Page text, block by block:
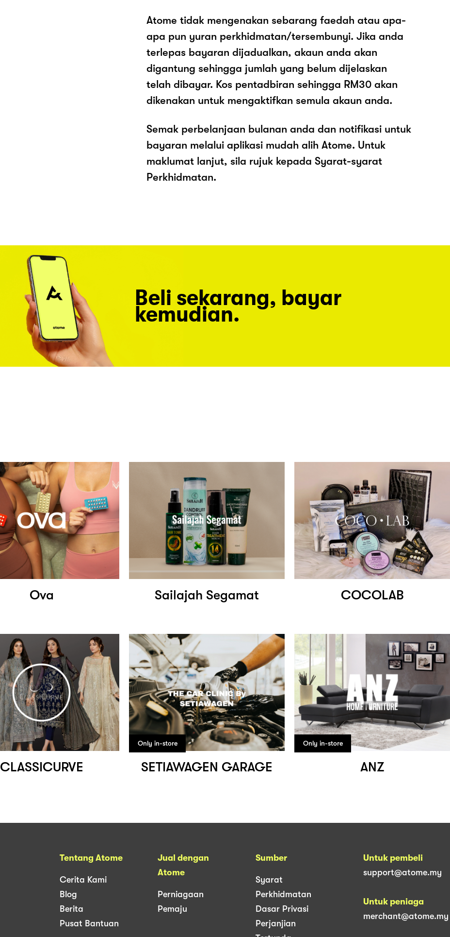
Atome tidak mengenakan sebarang faedah atau apa-
apa pun yuran perkhidmatan/tersembunyi. Jika anda
terlepas bayaran dijadualkan, akaun anda akan
digantung sehingga jumlah yang belum dijelaskan
telah dibayar. Kos pentadbiran sehingga RM30 akan
dikenakan untuk mengaktifkan semula akaun anda.
Semak perbelanjaan bulanan anda dan notifikasi untuk
bayaran melalui aplikasi mudah alih Atome. Untuk
maklumat lanjut, sila rujuk kepada Syarat-syarat
Perkhidmatan.
Beli sekarang, bayar
kemudian.
Ova Sailajah Segamat COCOLAB
CLASSICURVE
Only in-store
SETIAWAGEN GARAGE
Only in-store
ANZ
Tentang Atome
Cerita Kami
Blog
Berita
Pusat Bantuan
Jual dengan
Atome
Perniagaan
Pemaju
Sumber
Syarat
Perkhidmatan
Dasar Privasi
Perjanjian
Untuk pembeli
support@atome.my
Untuk peniaga
merchant@atome.my